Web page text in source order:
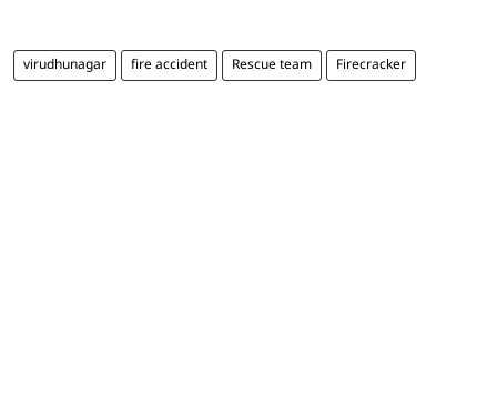
virudhunagar fire accident Rescue team Firecracker